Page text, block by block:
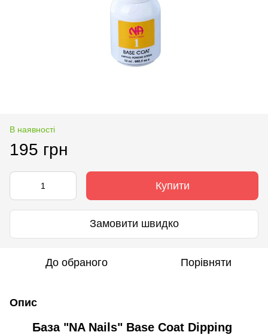
В наявності
195 грн
Купити
Замовити швидко
До обраного Порівняти
Опис
База "NA Nails" Base Coat Dipping